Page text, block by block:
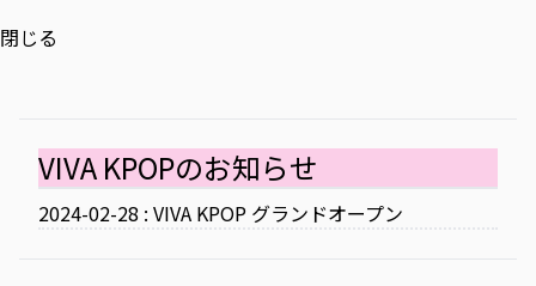
閉じる
VIVA KPOPのお知らせ
2024-02-28 : VIVA KPOP グランドオープン